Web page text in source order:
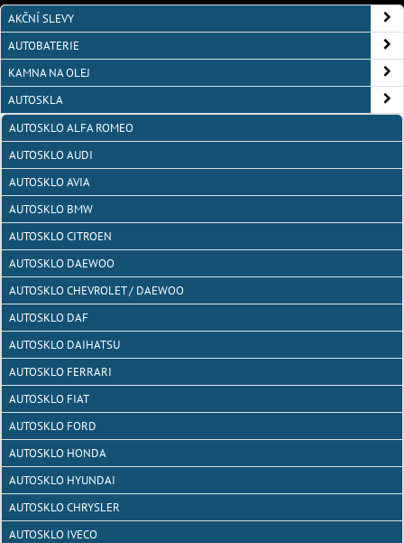
AKČNÍ SLEVY
AUTOBATERIE
KAMNA NA OLEJ
AUTOSKLA
AUTOSKLO ALFA ROMEO
AUTOSKLO AUDI
AUTOSKLO AVIA
AUTOSKLO BMW
AUTOSKLO CITROEN
AUTOSKLO DAEWOO
AUTOSKLO CHEVROLET / DAEWOO
AUTOSKLO DAF
AUTOSKLO DAIHATSU
AUTOSKLO FERRARI
AUTOSKLO FIAT
AUTOSKLO FORD
AUTOSKLO HONDA
AUTOSKLO HYUNDAI
AUTOSKLO CHRYSLER
AUTOSKLO IVECO